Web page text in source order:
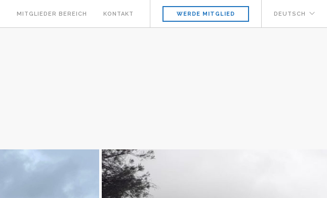
MITGLIEDER BEREICH KONTAKT WERDE MITGLIED DEUTSCH